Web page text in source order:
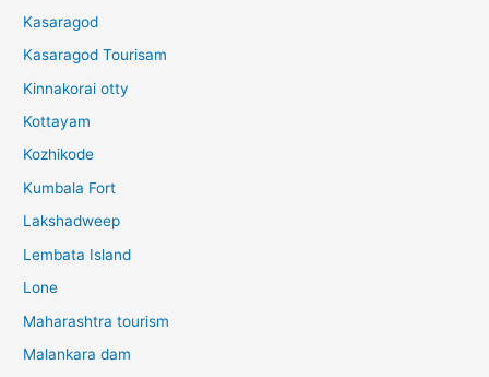
Kasaragod
Kasaragod Tourisam
Kinnakorai otty
Kottayam
Kozhikode
Kumbala Fort
Lakshadweep
Lembata Island
Lone
Maharashtra tourism
Malankara dam